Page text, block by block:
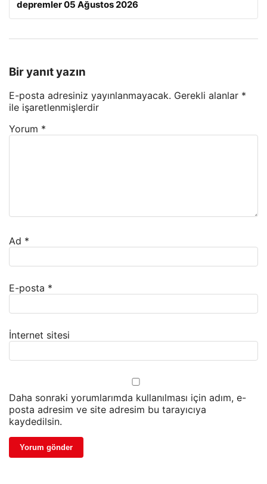
depremler 05 Ağustos 2026
Bir yanıt yazın
E-posta adresiniz yayınlanmayacak. Gerekli alanlar *
ile işaretlenmişlerdir
Yorum *
Ad *
E-posta *
İnternet sitesi
Daha sonraki yorumlarımda kullanılması için adım, e-
posta adresim ve site adresim bu tarayıcıya
kaydedilsin.